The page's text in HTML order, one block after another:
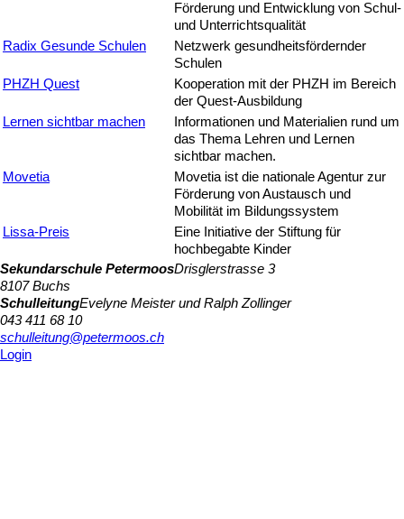
Förderung und Entwicklung von Schul-
und Unterrichtsqualität
Radix Gesunde Schulen
Netzwerk gesundheitsfördernder
Schulen
PHZH Quest
Kooperation mit der PHZH im Bereich
der Quest-Ausbildung
Lernen sichtbar machen
Informationen und Materialien rund um
das Thema Lehren und Lernen
sichtbar machen.
Movetia
Movetia ist die nationale Agentur zur
Förderung von Austausch und
Mobilität im Bildungssystem
Lissa-Preis
Eine Initiative der Stiftung für
hochbegabte Kinder
Sekundarschule PetermoosDrisglerstrasse 3
8107 Buchs
SchulleitungEvelyne Meister und Ralph Zollinger
043 411 68 10
schulleitung@petermoos.ch
Login